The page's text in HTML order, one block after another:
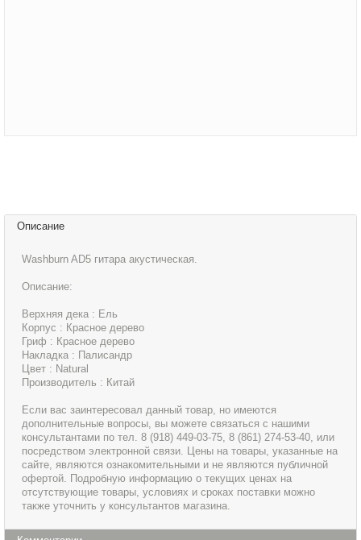
Описание
Washburn AD5 гитара акустическая.
Описание:
Верхняя дека : Ель
Корпус : Красное дерево
Гриф : Красное дерево
Накладка : Палисандр
Цвет : Natural
Производитель : Китай
Если вас заинтересовал данный товар, но имеются
дополнительные вопросы, вы можете связаться с нашими
консультантами по тел. 8 (918) 449-03-75, 8 (861) 274-53-40, или
посредством электронной связи. Цены на товары, указанные на
сайте, являются ознакомительными и не являются публичной
офертой. Подробную информацию о текущих ценах на
отсутствующие товары, условиях и сроках поставки можно
также уточнить у консультантов магазина.